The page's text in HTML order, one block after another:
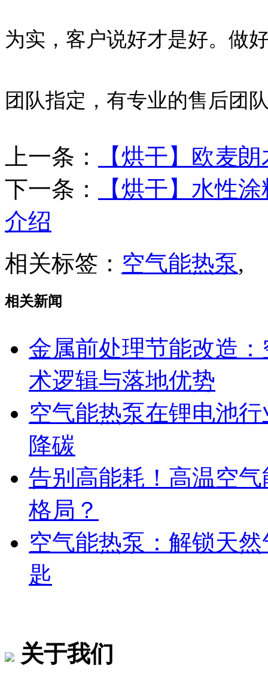
为实，客户说好才是好。做
团队指定，有专业的售后团
上一条：
【烘干】欧麦
下一条：
【烘干】水性
介绍
相关标签： 空气能热泵,
相关新闻
金属前处理节能改造
术逻辑与落地优势
空气能热泵在锂电池
降碳
告别高能耗！高温空
格局？
空气能热泵：解锁天
匙
关于我们